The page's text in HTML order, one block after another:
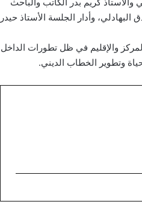
وأدار الجلسة الأستاذ حيدر
والإقليم في ظل تطورات الداخل
وتطوير الخطاب الديني.